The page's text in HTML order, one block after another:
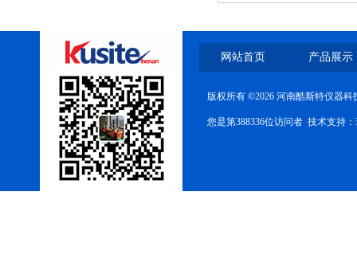
网站首页 产品展示
版权所有 ©2026 河南酷斯特仪器
您是第388336位访问者 技术支持：